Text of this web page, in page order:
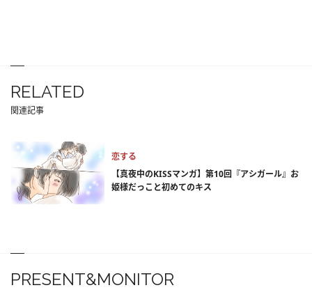
RELATED
関連記事
恋する
【真夜中のKISSマンガ】第10回『アシガール』お
姫様だっこと初めてのキス
PRESENT&MONITOR